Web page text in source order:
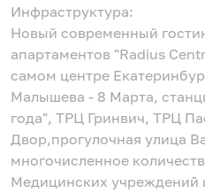
Инфраструктура:
Новый современный
апартаментов "Radius
самом центре
Малышева - 8 Марта,
года", ТРЦ Гринвич, ТРЦ
Двор,прогулочная улица
многочисленное
Медицинских учреждений